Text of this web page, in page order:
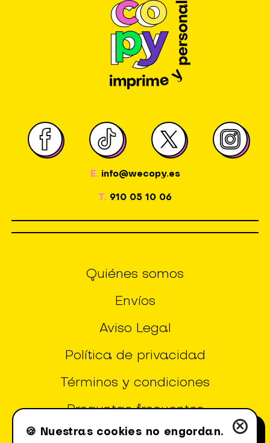
E. info@wecopy.es
T. 910 05 10 06
Quiénes somos
Envíos
Aviso Legal
Política de privacidad
Términos y condiciones
Preguntas frecuentes
Configuración de Cookies
×
🍪 Nuestras cookies no engordan.